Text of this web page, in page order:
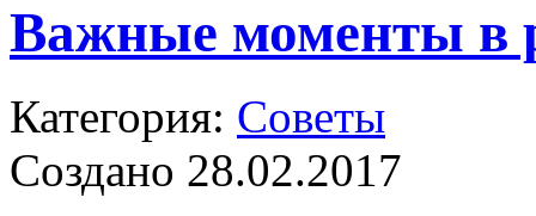
Важные моменты в
Категория: Советы
Создано 28.02.2017